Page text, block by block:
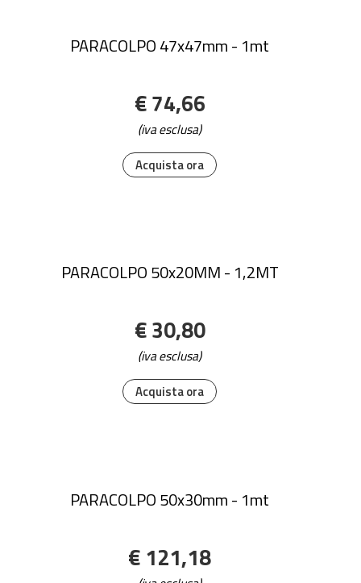
Acquista ora
PARACOLPO 47x47mm - 1mt
€ 74,66
(iva esclusa)
Acquista ora
PARACOLPO 50x20MM - 1,2MT
€ 30,80
(iva esclusa)
PARACOLPO 50x30mm - 1mt
€ 121,18